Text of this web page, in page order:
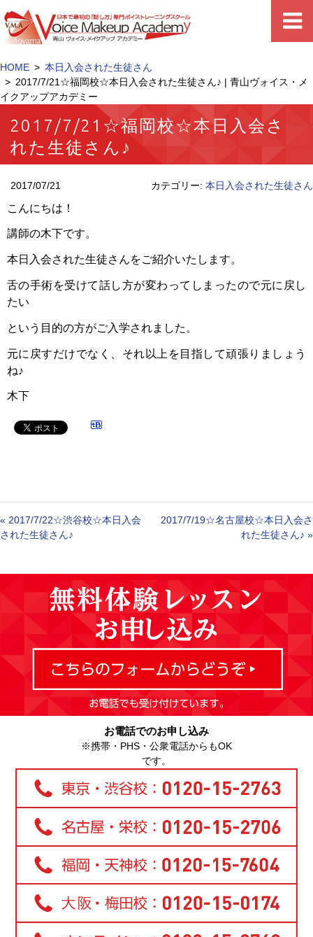
HOME
本日入会された生徒さん
2017/7/21☆福岡校☆本日入会された生徒さん♪ | 青山ヴォイス・メ
イクアップアカデミー
2017/7/21☆福岡校☆本日入会さ
れた生徒さん♪
2017/07/21 カテゴリー: 本日入会された生徒さん
こんにちは！
講師の木下です。
本日入会された生徒さんをご紹介いたします。
舌の手術を受けて話し方が変わってしまったので元に戻し
たい
という目的の方がご入学されました。
元に戻すだけでなく、それ以上を目指して頑張りましょう
ね♪
木下
« 2017/7/22☆渋谷校☆本日入会
された生徒さん♪
2017/7/19☆名古屋校☆本日入会さ
れた生徒さん♪ »
お電話でのお申し込み
※携帯・PHS・公衆電話からもOK
です。